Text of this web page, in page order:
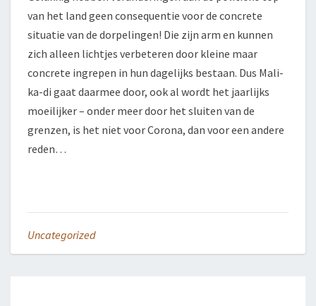
van het land geen consequentie voor de concrete
situatie van de dorpelingen! Die zijn arm en kunnen
zich alleen lichtjes verbeteren door kleine maar
concrete ingrepen in hun dagelijks bestaan. Dus Mali-
ka-di gaat daarmee door, ook al wordt het jaarlijks
moeilijker – onder meer door het sluiten van de
grenzen, is het niet voor Corona, dan voor een andere
reden…
Uncategorized